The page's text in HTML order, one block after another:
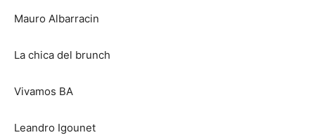
Mauro Albarracin
La chica del brunch
Vivamos BA
Leandro Igounet